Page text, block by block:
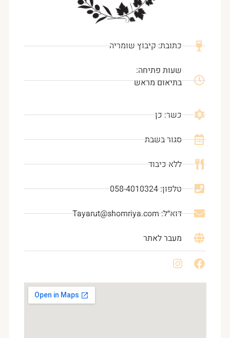
כתובת: קיבוץ שומריה
שעות פתיחה:
בתיאום מראש
כשר: כן
סגור בשבת
ללא כיבוד
טלפון: 058-4010324
דוא״ל: Tayarut@shomriya.com
מעבר לאתר